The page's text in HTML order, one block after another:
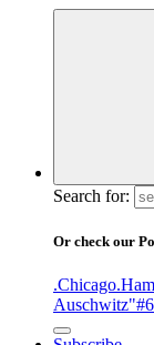
Search for:
Or check our
.Chicago
Auschwitz"